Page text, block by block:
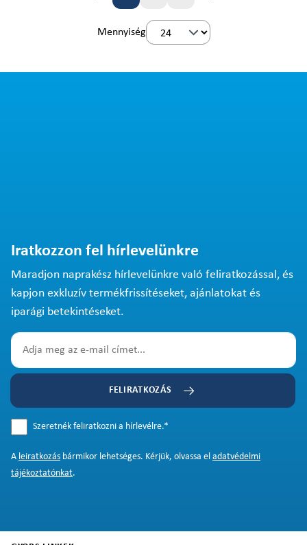
Oldal
Mennyiség
Iratkozzon fel hírlevelünkre
Maradjon naprakész hírlevelünkre való feliratkozással, és
kapjon exkluzív termékfrissítéseket, ajánlatokat és
iparági betekintéseket.
FELIRATKOZÁS
Szeretnék feliratkozni a hírlevélre.*
A leiratkozás bármikor lehetséges. Kérjük, olvassa el adatvédelmi
tájékoztatónkat.